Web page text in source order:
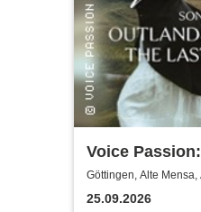
Voice
Outlander,
Kingdom
Göttingen, Alte Mensa,
25.09.2026